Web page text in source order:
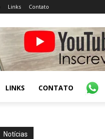
Links Contato
LINKS CONTATO
Notícias